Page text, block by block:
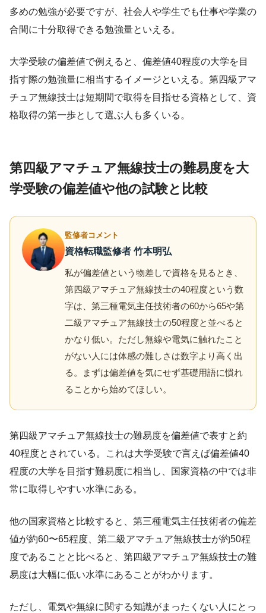
多めの勉強が必要ですが、社会人や学生でも仕事や学業の
合間に十分取得できる勉強量といえる。
大学受験の偏差値で例えると、偏差値40程度の大学を目
指す際の勉強量に相当するイメージといえる。第四級アマ
チュア無線技士は短期間で取得を目指せる資格として、資
格取得の第一歩として選ぶ人も多くいる。
第四級アマチュア無線技士の難易度を大
学受験の偏差値や他の試験と比較
監修者コメント
資格転職監修者 竹本明弘
私が偏差値という物差しで資格を見るとき、
第四級アマチュア無線技士の40程度という数
字は、第三種電気主任技術者の60から65や第
二級アマチュア無線技士の50程度と並べると
かなり低い。ただし無線や電気に触れたこと
がない人には体感の難しさは数字より高く出
る。まずは偏差値を気にせず基礎用語に慣れ
ることから始めてほしい。
第四級アマチュア無線技士の難易度を偏差値で表すと約
40程度とされている。これは大学受験で言えば偏差値40
程度の大学を目指す難易度に相当し、国家資格の中では非
常に取得しやすい水準にある。
他の国家資格と比較すると、第三種電気主任技術者の偏差
値が約60〜65程度、第二級アマチュア無線技士が約50程
度であることと比べると、第四級アマチュア無線技士の難
易度は大幅に低い水準にあることがわかります。
ただし、電気や無線に関する知識がまったくない人にとっ